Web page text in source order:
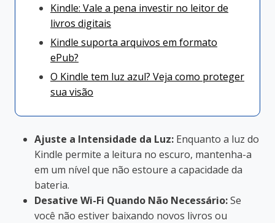
Kindle: Vale a pena investir no leitor de
livros digitais
Kindle suporta arquivos em formato
ePub?
O Kindle tem luz azul? Veja como proteger
sua visão
Ajuste a Intensidade da Luz: Enquanto a luz do
Kindle permite a leitura no escuro, mantenha-a
em um nível que não estoure a capacidade da
bateria.
Desative Wi-Fi Quando Não Necessário:Se
você não estiver baixando novos livros ou